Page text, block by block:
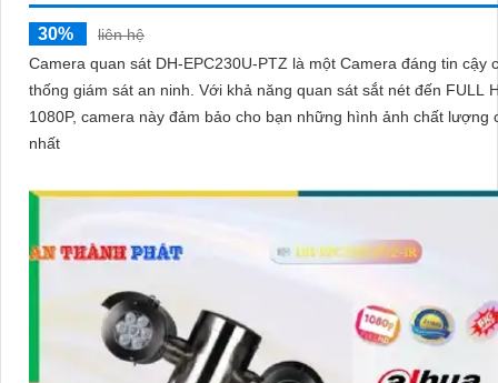
30%
liên hệ
Camera quan sát DH-EPC230U-PTZ là một Camera đáng tin cậy
thống giám sát an ninh. Với khả năng quan sát sắt nét đến FULL HD
1080P, camera này đảm bảo cho bạn những hình ảnh chất lượng
nhất